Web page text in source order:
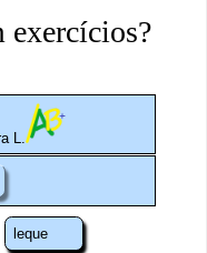
exercícios?